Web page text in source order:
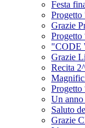
Festa
Grazie
"CODE
Grazie
Recita
Un
Saluto
Grazie